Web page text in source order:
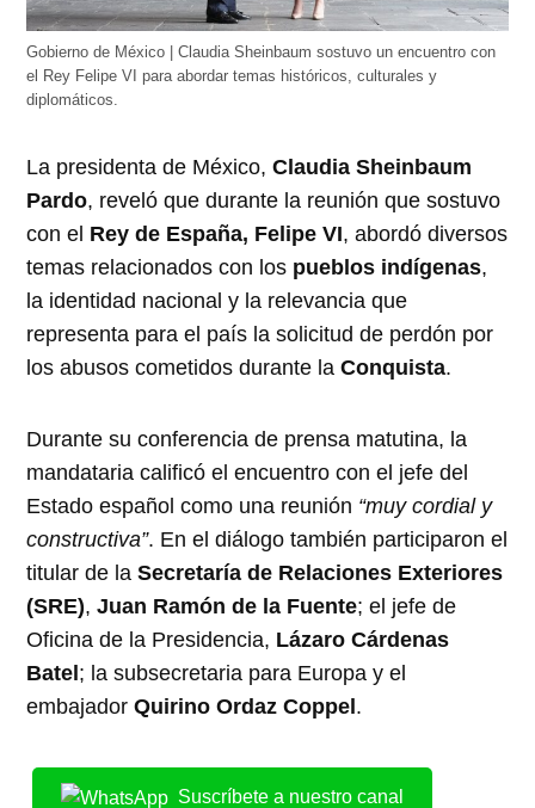
Gobierno de México | Claudia Sheinbaum sostuvo un encuentro con
el Rey Felipe VI para abordar temas históricos, culturales y
diplomáticos.
La presidenta de México,Claudia Sheinbaum
Pardo, reveló que durante la reunión que sostuvo
con el Rey de España, Felipe VI, abordó diversos
temas relacionados con los pueblos indígenas,
la identidad nacional y la relevancia que
representa para el país la solicitud de perdón por
los abusos cometidos durante laConquista.
Durante su conferencia de prensa matutina, la
mandataria calificó el encuentro con el jefe del
Estado español como una reunión “muy cordial y
constructiva”. En el diálogo también participaron el
titular de laSecretaría de Relaciones Exteriores
(SRE),Juan Ramón de la Fuente; el jefe de
Oficina de la Presidencia, Lázaro Cárdenas
Batel; la subsecretaria para Europa y el
embajadorQuirino Ordaz Coppel.
Suscríbete a nuestro canal